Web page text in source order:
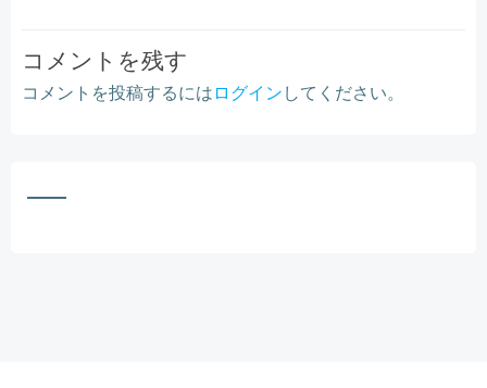
コメントを残す
コメントを投稿するにはログインしてください。